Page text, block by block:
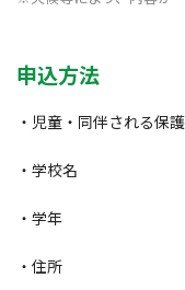
申込方法
・児童・同伴される保
・学校名
・学年
・住所